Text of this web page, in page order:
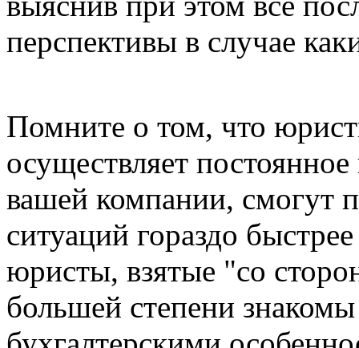
перспективы в случае
Помните о том, что
осуществляет
вашей компании, смогут
ситуаций гораздо
юристы, взятые "со
большей степени